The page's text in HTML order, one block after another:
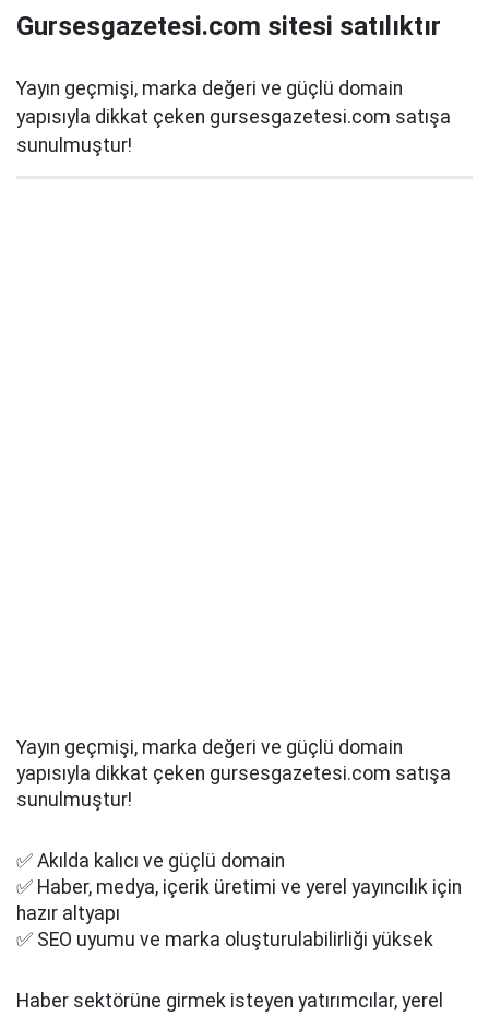
Gursesgazetesi.com sitesi satılıktır
Yayın geçmişi, marka değeri ve güçlü domain
yapısıyla dikkat çeken gursesgazetesi.com satışa
sunulmuştur!
Yayın geçmişi, marka değeri ve güçlü domain
yapısıyla dikkat çeken gursesgazetesi.com satışa
sunulmuştur!
✅ Akılda kalıcı ve güçlü domain
✅ Haber, medya, içerik üretimi ve yerel yayıncılık için
hazır altyapı
✅ SEO uyumu ve marka oluşturulabilirliği yüksek
Haber sektörüne girmek isteyen yatırımcılar, yerel